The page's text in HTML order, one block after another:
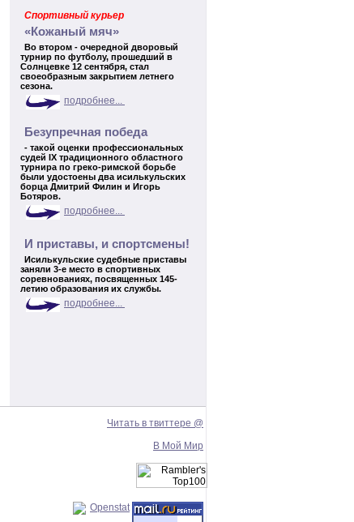
Спортивный курьер
«Кожаный мяч»
Во втором - очередной дворовый
турнир по футболу, прошедший в
Солнцевке 12 сентября, стал
своеобразным закрытием летнего
сезона.
подробнее...
Безупречная победа
- такой оценки профессиональных
судей IX традиционного областного
турнира по греко-римской борьбе
были удостоены два исилькульских
борца Дмитрий Филин и Игорь
Ботяров.
подробнее...
И приставы, и спортсмены!
Исилькульские судебные приставы
заняли 3-е место в спортивных
соревнованиях, посвященных 145-
летию образования их службы.
подробнее...
Читать в твиттере @
В Мой Мир